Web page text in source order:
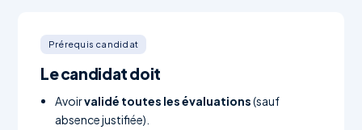
Prérequis candidat
Le candidat doit
Avoirvalidé toutes les évaluations(sauf
absence justifiée).